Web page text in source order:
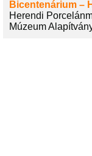
Bicentenárium –
Herendi
Múzeum